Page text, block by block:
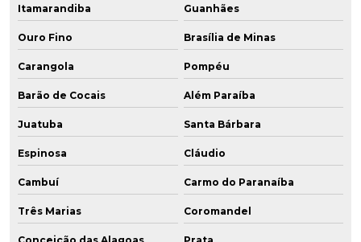
Itamarandiba Guanhães
Ouro Fino Brasília de Minas
Carangola Pompéu
Barão de Cocais Além Paraíba
Juatuba Santa Bárbara
Espinosa Cláudio
Cambuí Carmo do Paranaíba
Três Marias Coromandel